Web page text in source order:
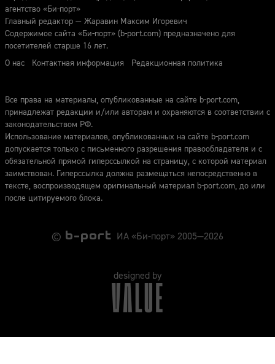
агентство «Би-порт»
Главный редактор — Жаравин Максим Игоревич
Содержимое сайта «Би-порт» (b-port.com) предназначено для
посетителей старше 16 лет.
О нас
Контактная информация Редакционная политика
Все права на материалы, опубликованные на сайте b-port.com,
принадлежат редакции и/или авторам и охраняются в соответствии с
законодательством РФ.
Использование материалов, опубликованных на сайте b-port.com
допускается только с письменного разрешения правообладателя и с
обязательной прямой гиперссылкой на страницу, с которой материал
заимствован. Гиперссылка должна размещаться непосредственно в
тексте, воспроизводящем оригинальный материал b-port.com, до или
после цитируемого блока.
© ИА «Би-порт» 2005—2026
designed by